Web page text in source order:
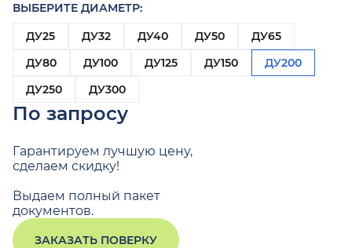
ВЫБЕРИТЕ ДИАМЕТР:
ДУ25
ДУ32 ДУ40 ДУ50
ДУ65
ДУ80
ДУ100 ДУ125 ДУ150
ДУ200
ДУ250
ДУ300
По запросу
Гарантируем лучшую цену,
сделаем скидку!
Выдаем полный пакет
документов.
ЗАКАЗАТЬ ПОВЕРКУ